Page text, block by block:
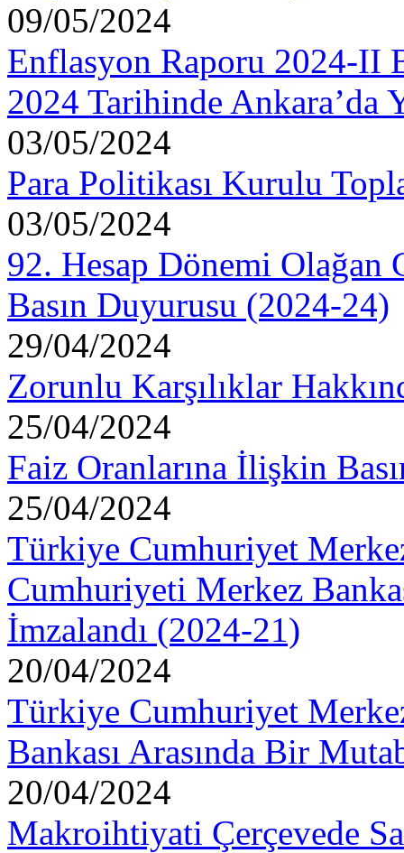
09/05/2024
Enflasyon Raporu 2024-II
2024 Tarihinde Ankara’da
03/05/2024
Para Politikası Kurulu
03/05/2024
92. Hesap Dönemi Olağan
Basın Duyurusu (2024-24)
29/04/2024
Zorunlu Karşılıklar
25/04/2024
Faiz Oranlarına İlişkin
25/04/2024
Türkiye Cumhuriyet
Cumhuriyeti Merkez
İmzalandı (2024-21)
20/04/2024
Türkiye Cumhuriyet
Bankası Arasında Bir
20/04/2024
Makroihtiyati Çerçevede